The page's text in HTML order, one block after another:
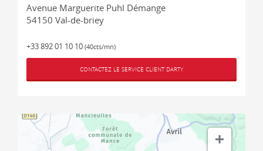
Avenue Marguerite Puhl Démange
54150 Val-de-briey
+33 892 01 10 10 (40cts/mn)
CONTACTEZ LE SERVICE CLIENT DARTY